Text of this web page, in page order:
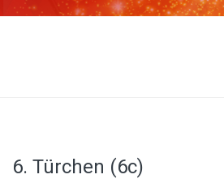
6. Türchen (6c)